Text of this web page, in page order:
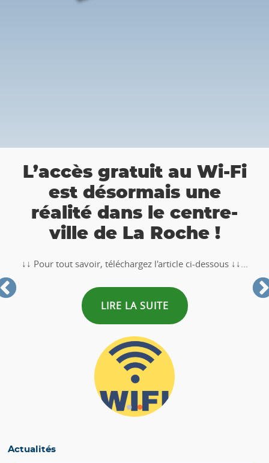
L’accès gratuit au Wi-Fi
est désormais une
réalité dans le centre-
ville de La Roche !
↓↓ Pour tout savoir, téléchargez l'article ci-dessous ↓↓...
LIRE LA SUITE
Actualités